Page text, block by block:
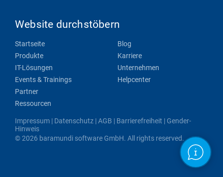
Website durchstöbern
Startseite
Produkte
IT-Lösungen
Events & Trainings
Partner
Ressourcen
Blog
Karriere
Unternehmen
Helpcenter
Impressum | Datenschutz |AGB | Barrierefreiheit | Gender-
Hinweis
© 2026 baramundi software GmbH. All rights reserved.